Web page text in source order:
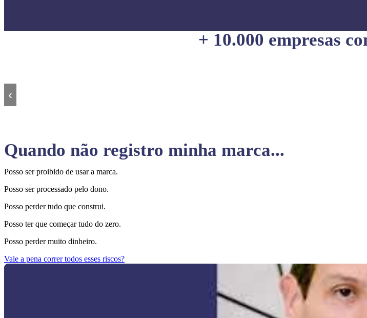
+ 10.000 empresas
‹
Quando não registro minha marca...
Posso ser proibido de usar a marca.
Posso ser processado pelo dono.
Posso perder tudo que construi.
Posso ter que começar tudo do zero.
Posso perder muito dinheiro.
Vale a pena correr todos esses riscos?